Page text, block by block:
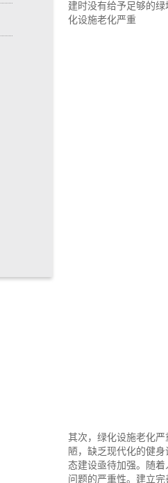
建时没有给予足够的
化设施老化严重
其次，绿化设施老化
陋，缺乏现代化的健
态建设亟待加强。随
问题的严重性。建立